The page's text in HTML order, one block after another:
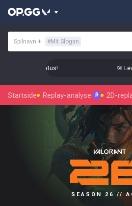
Spilnavn + #Mit Slogan
to Radiant Status! 🎯
Startside Replay-analyse β 2D-
SEASON 26 //